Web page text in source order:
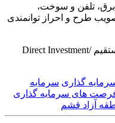
برق، تلفن و سوخت،
طرح و احراز توانمندی
/
Direct Investment
گذاری سرمایه
های سرمایه گذاری
آزاد قشم